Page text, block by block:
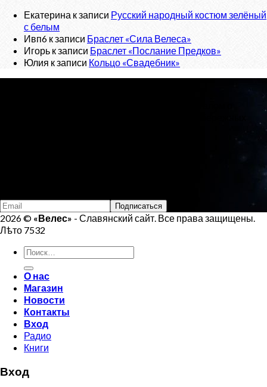
Екатерина к записи Русский народный костюм зелёный
с белым
Ивп6 к записи Браслет «Сила Велеса»
Игорь к записи Браслет «Послание Предков»
Юлия к записи Кольцо «Свадебник»
2026 © «Велес» - Славянский сайт. Все права защищены.
Лѣто 7532
Искать:
О нас
Магазин
Новости
Контакты
Вход
Радио
Книги
Вход